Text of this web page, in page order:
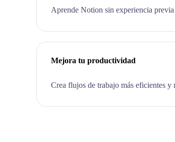
Aprende Notion sin experiencia
Mejora tu productividad
Crea flujos de trabajo más eficientes y